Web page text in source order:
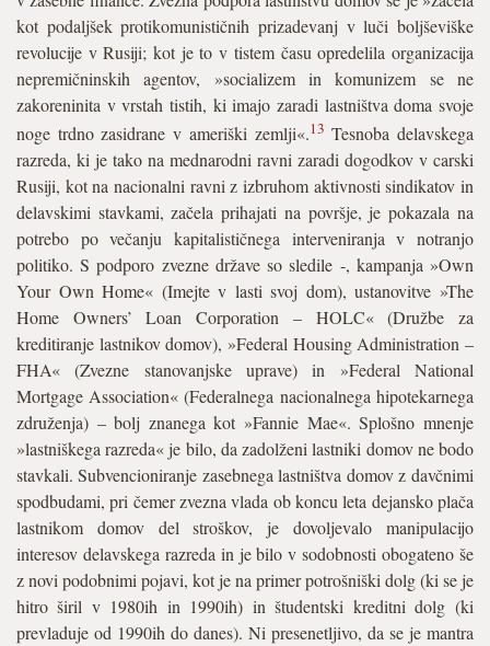
kot podaljšek protikomunističnih prizadevanj v luči boljševiške
revolucije v Rusiji; kot je to v tistem času opredelila organizacija
nepremičninskih agentov, »socializem in komunizem se ne
zakoreninita v vrstah tistih, ki imajo zaradi lastništva doma svoje
noge trdno zasidrane v ameriški zemlji«.13 Tesnoba delavskega
razreda, ki je tako na mednarodni ravni zaradi dogodkov v carski
Rusiji, kot na nacionalni ravni z izbruhom aktivnosti sindikatov in
delavskimi stavkami, začela prihajati na površje, je pokazala na
potrebo po večanju kapitalističnega interveniranja v notranjo
politiko. S podporo zvezne države so sledile -, kampanja »Own
Your Own Home« (Imejte v lasti svoj dom), ustanovitve »The
Home Owners’ Loan Corporation – HOLC« (Družbe za
kreditiranje lastnikov domov), »Federal Housing Administration –
FHA« (Zvezne stanovanjske uprave) in »Federal National
Mortgage Association« (Federalnega nacionalnega hipotekarnega
združenja) – bolj znanega kot »Fannie Mae«. Splošno mnenje
»lastniškega razreda« je bilo, da zadolženi lastniki domov ne bodo
stavkali. Subvencioniranje zasebnega lastništva domov z davčnimi
spodbudami, pri čemer zvezna vlada ob koncu leta dejansko plača
lastnikom domov del stroškov, je dovoljevalo manipulacijo
interesov delavskega razreda in je bilo v sodobnosti obogateno še
z novi podobnimi pojavi, kot je na primer potrošniški dolg (ki se je
hitro širil v 1980ih in 1990ih) in študentski kreditni dolg (ki
prevladuje od 1990ih do danes). Ni presenetljivo, da se je mantra